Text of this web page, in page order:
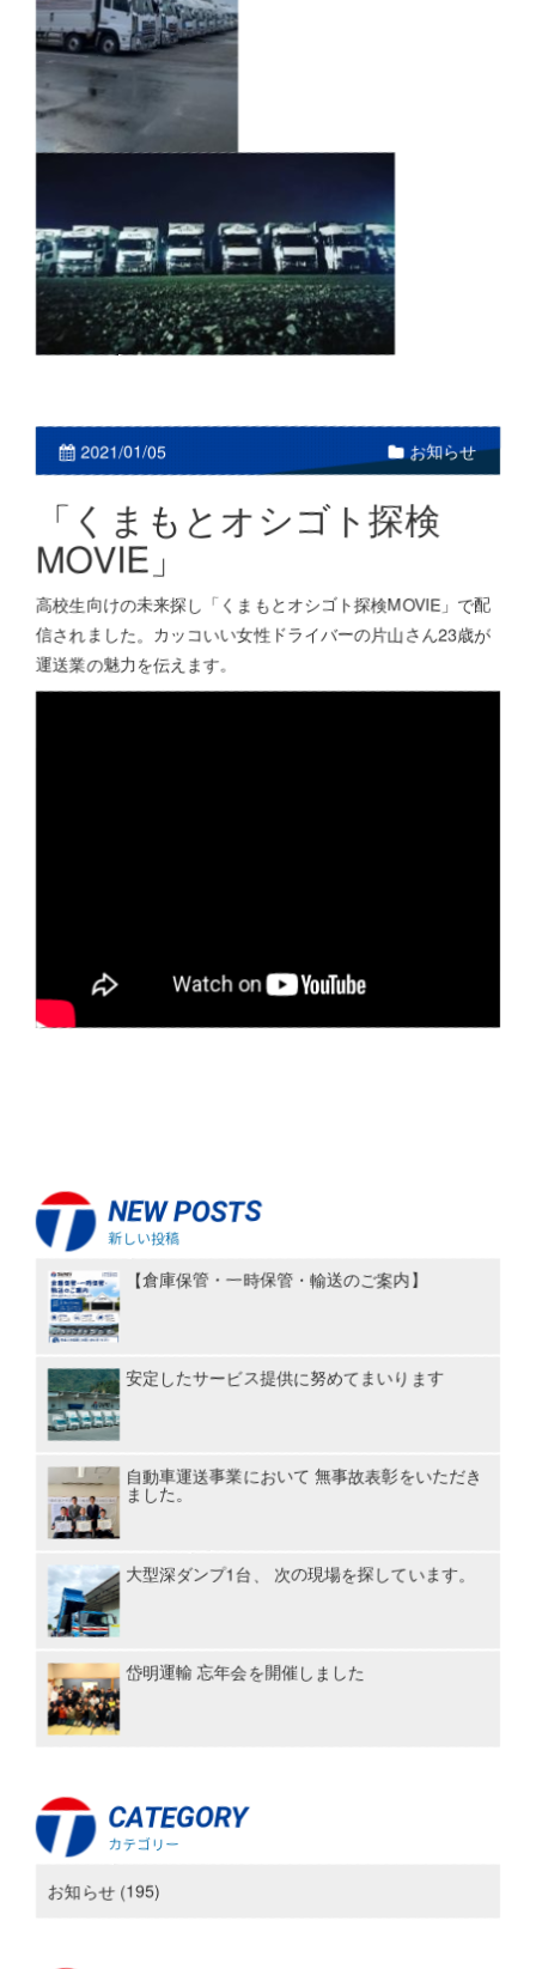
2021/01/05 お知らせ
「くまもとオシゴト探検
MOVIE」
高校生向けの未来探し「くまもとオシゴト探検MOVIE」で配
信されました。カッコいい女性ドライバーの片山さん23歳が
運送業の魅力を伝えます。
NEW POSTS
新しい投稿
【倉庫保管・一時保管・輸送のご案内】
安定したサービス提供に努めてまいります
自動車運送事業において 無事故表彰をいただき
ました。
大型深ダンプ1台、 次の現場を探しています。
岱明運輸 忘年会を開催しました
CATEGORY
カテゴリー
お知らせ (195)